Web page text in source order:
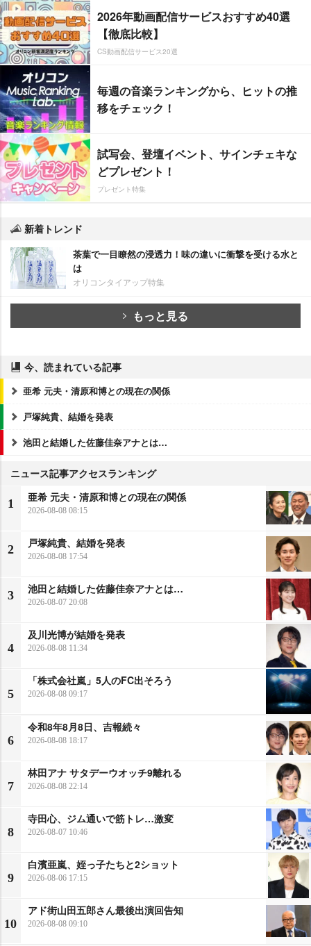
2026年動画配信サービスおすすめ40選
【徹底比較】
CS動画配信サービス20選
毎週の音楽ランキングから、ヒットの推
移をチェック！
試写会、登壇イベント、サインチェキな
どプレゼント！
プレゼント特集
新着トレンド
茶葉で一目瞭然の浸透力！味の違いに衝撃を受ける水と
は
オリコンタイアップ特集
もっと見る
今、読まれている記事
亜希 元夫・清原和博との現在の関係
戸塚純貴、結婚を発表
池田と結婚した佐藤佳奈アナとは…
ニュース記事アクセスランキング
1
亜希 元夫・清原和博との現在の関係
2026-08-08 08:15
2
戸塚純貴、結婚を発表
2026-08-08 17:54
3
池田と結婚した佐藤佳奈アナとは…
2026-08-07 20:08
4
及川光博が結婚を発表
2026-08-08 11:34
5
「株式会社嵐」5人のFC出そろう
2026-08-08 09:17
6
令和8年8月8日、吉報続々
2026-08-08 18:17
7
林田アナ サタデーウオッチ9離れる
2026-08-08 22:14
8
寺田心、ジム通いで筋トレ…激変
2026-08-07 10:46
9
白濱亜嵐、姪っ子たちと2ショット
2026-08-06 17:15
10
アド街山田五郎さん最後出演回告知
2026-08-08 09:10